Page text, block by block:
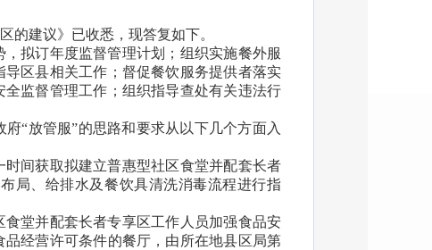
的建议》已收悉，现答复如下。
拟订年度监督管理计划；组织实施餐外服
区县相关工作；督促餐饮服务提供者落实
监督管理工作；组织指导查处有关违法行
“放管服”的思路和要求从以下几个方面入
间获取拟建立普惠型社区食堂并配套长者
局、给排水及餐饮具清洗消毒流程进行指
堂并配套长者专享区工作人员加强食品安
经营许可条件的餐厅，由所在地县区局第